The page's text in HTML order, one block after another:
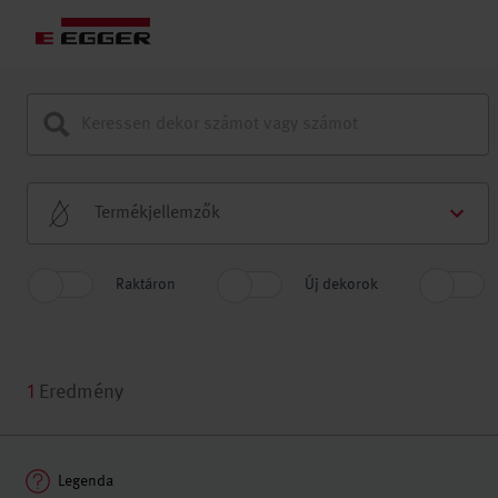
Termékjellemzők
Raktáron Új dekorok
1 Eredmény
Legenda